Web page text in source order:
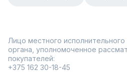
Лицо местного
органа, уполномоченное
покупателей:
+375 162 30-18-45